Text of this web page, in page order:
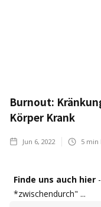
Burnout:
Körper Krank
Jun 6, 2022 5 min
Finde uns auch hier
*zwischendurch" ...